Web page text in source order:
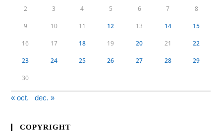
2 3 4 5 6 7 8
9 10 11 12 13 14 15
16 17 18 19 20 21 22
23 24 25 26 27 28 29
30
« oct. dec. »
COPYRIGHT